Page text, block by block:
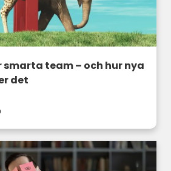
team – och hur nya
det